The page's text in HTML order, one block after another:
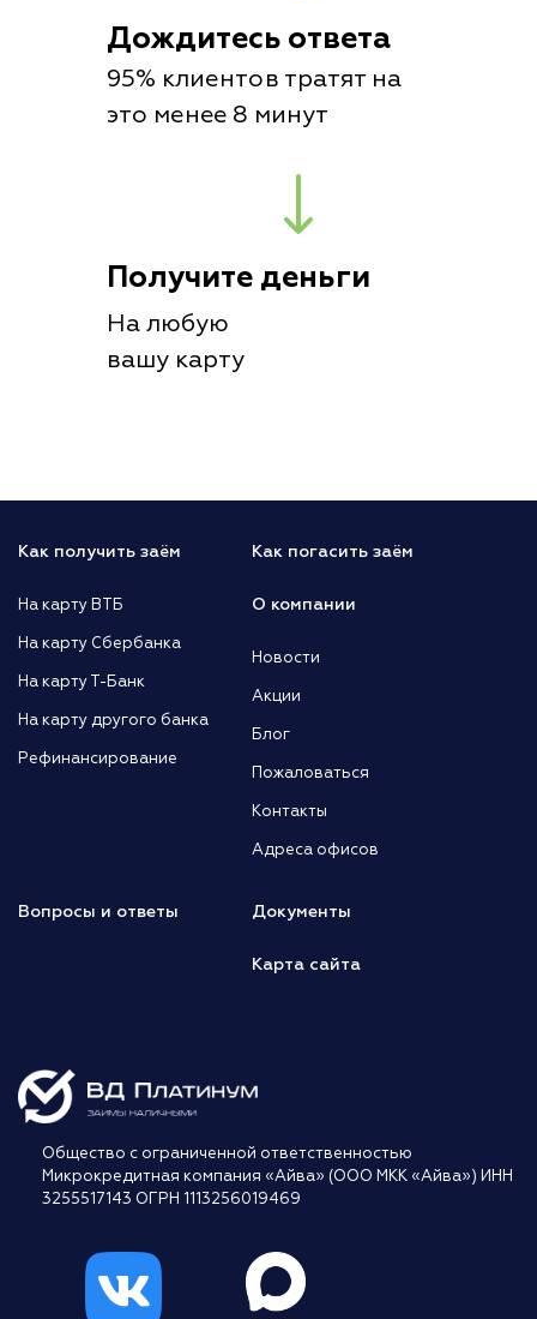
Дождитесь ответа
95% клиентов тратят на
это менее 8 минут
Получите деньги
На любую
вашу карту
Как получить заём
На карту ВТБ
На карту Сбербанка
На карту Т-Банк
На карту другого банка
Рефинансирование
Как погасить заём
О компании
Новости
Акции
Блог
Пожаловаться
Контакты
Адреса офисов
Вопросы и ответы Документы
Карта сайта
Общество с ограниченной ответственностью
Микрокредитная компания «Айва» (ООО МКК «Айва») ИНН
3255517143 ОГРН 1113256019469